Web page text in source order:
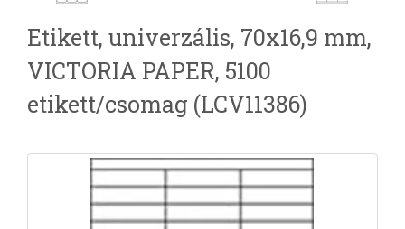
Etikett, univerzális, 70x16,9 mm,
VICTORIA PAPER, 5100
etikett/csomag (LCV11386)